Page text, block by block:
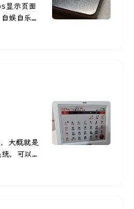
示页面
娱自乐。
在
大概就是
，可以显
置为图片